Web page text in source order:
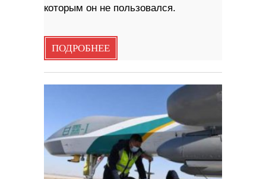
которым он не пользовался.
ПОДРОБНЕЕ